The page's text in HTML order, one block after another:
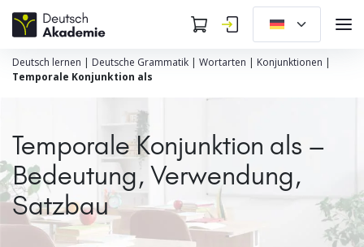
Deutsch lernen | Deutsche Grammatik | Wortarten | Konjunktionen |
Temporale Konjunktion als
Temporale Konjunktion als –
Bedeutung, Verwendung,
Satzbau